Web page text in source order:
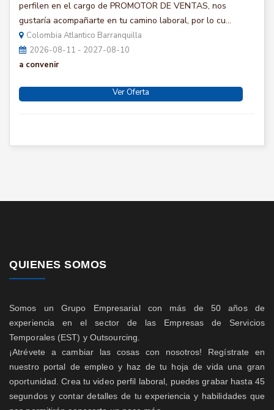
perfilen en el cargo de PROMOTOR DE VENTAS, nos
gustaría acompañarte en tu camino laboral, por lo cu...
Colombia Atlantico Barranquilla
2026-08-11 - 2027-08-10
a convenir
Ver Oferta
QUIENES SOMOS
Somos un Grupo Empresarial con más de 50 años de
experiencia en el sector de las Empresas de Servicios
Temporales (EST) y Outsourcing.
¡Atrévete a cambiar las cosas con nosotros! Regístrate en
nuestro portal de empleo y haz de tu hoja de vida una gran
oportunidad. Crea tu video perfil laboral, puedes grabar hasta 45
segundos y contar detalles de tu experiencia y habilidades que